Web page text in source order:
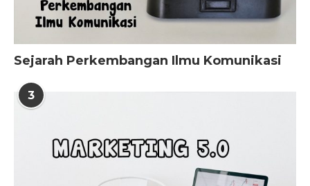
Sejarah Perkembangan Ilmu Komunikasi
3